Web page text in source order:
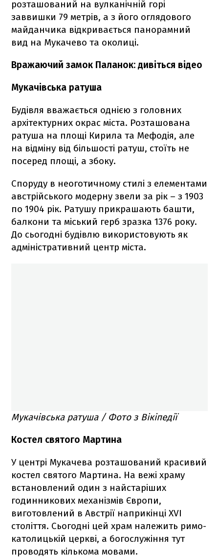
розташований на вулканічній горі
заввишки 79 метрів, а з його оглядового
майданчика відкривається панорамний
вид на Мукачево та околиці.
Вражаючий замок Паланок: дивіться відео
Мукачівська ратуша
Будівля вважається однією з головних
архітектурних окрас міста. Розташована
ратуша на площі Кирила та Мефодія, але
на відміну від більшості ратуш, стоїть не
посеред площі, а збоку.
Споруду в неоготичному стилі з елементами
австрійського модерну звели за рік – з 1903
по 1904 рік. Ратушу прикрашають башти,
балкони та міський герб зразка 1376 року.
До сьогодні будівлю використовують як
адміністративний центр міста.
Мукачівська ратуша / Фото з Вікіпедії
Костел святого Мартина
У центрі Мукачева розташований красивий
костел святого Мартина. На вежі храму
встановлений один з найстаріших
годинникових механізмів Європи,
виготовлений в Австрії наприкінці XVI
століття. Сьогодні цей храм належить римо-
католицькій церкві, а богослужіння тут
проводять кількома мовами.